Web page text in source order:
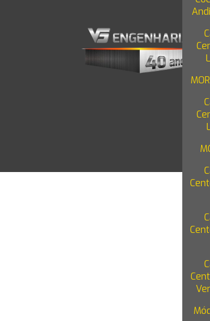
Atacado x Varejo e seus modelos
atuação
Descubra as Vantagens
da Locação de Galpões
empilhadeiras em galpões
O Poder da Inteligência Artificial
galpões logísticos são a aposta
O poder dos incentivos fiscais na
A gestão de estoque como
Roteirização de Estoque: entregas